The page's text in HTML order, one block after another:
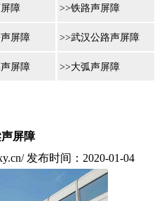
障 >>铁路声屏障
屏障 >>武汉公路声屏障
屏障 >>大弧声屏障
屏障
发布时间：2020-01-04